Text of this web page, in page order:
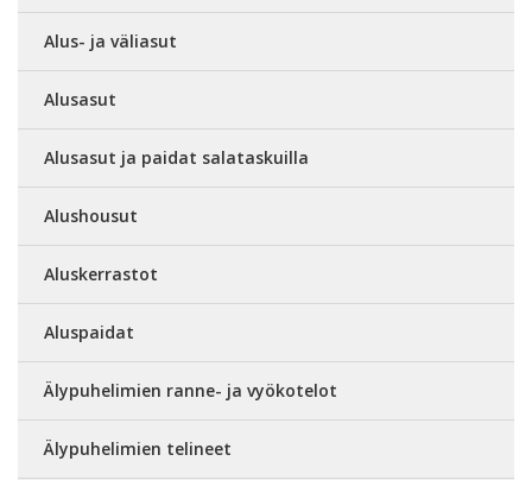
Alus- ja väliasut
Alusasut
Alusasut ja paidat salataskuilla
Alushousut
Aluskerrastot
Aluspaidat
Älypuhelimien ranne- ja vyökotelot
Älypuhelimien telineet